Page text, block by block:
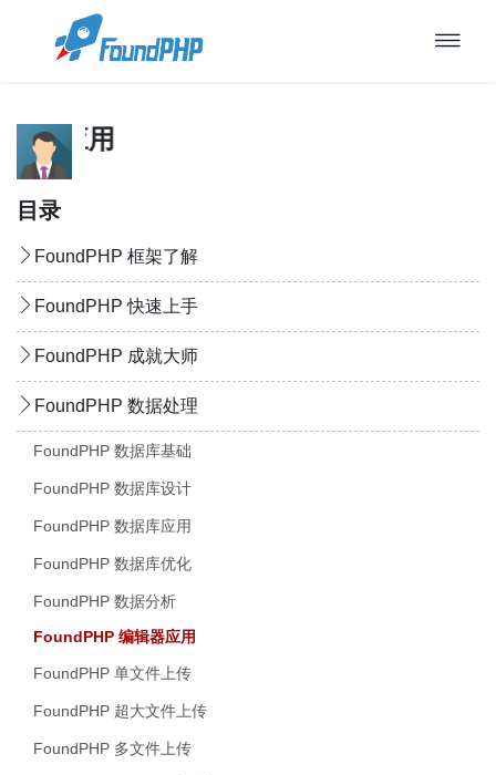
的应用
目录
FoundPHP 框架了解
FoundPHP 快速上手
FoundPHP 成就大师
FoundPHP 数据处理
FoundPHP 数据库基础
FoundPHP 数据库设计
FoundPHP 数据库应用
FoundPHP 数据库优化
FoundPHP 数据分析
FoundPHP 编辑器应用
FoundPHP 单文件上传
FoundPHP 超大文件上传
FoundPHP 多文件上传